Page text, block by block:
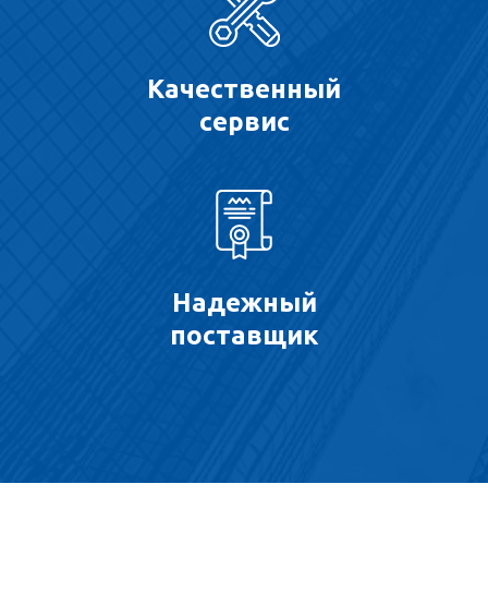
Качественный
сервис
Надежный
поставщик